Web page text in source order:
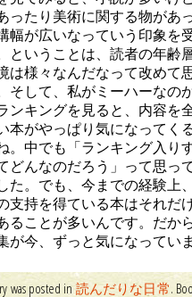
ったり美術に関する物があ
幅が広いなっていう印象を
ということは、読者の年齢
は様々なんだなって改めて
そして、私がミーハーなの
ンキングを見ると、内容を
本がやっぱり気になってく
。中でも「ランキング入り
どんなのだろう」って思っ
た。でも、今までの経験上
支持を得ている本はそれだ
ることが多いんです。だか
が今、ずっと気になっていま
was posted in 読んだりな日常.